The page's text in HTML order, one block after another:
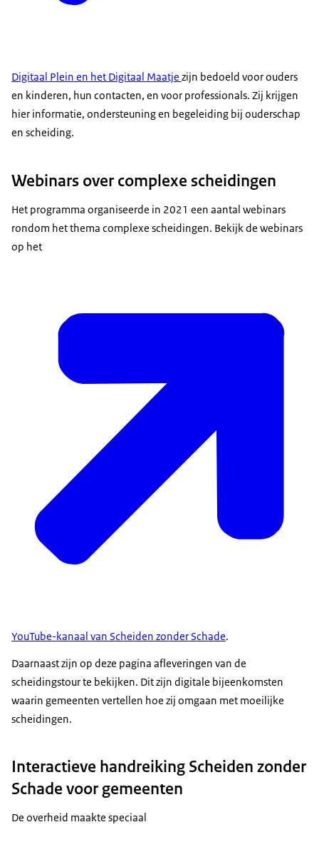
Digitaal Plein en het Digitaal Maatje zijn bedoeld voor ouders
en kinderen, hun contacten, en voor professionals. Zij krijgen
hier informatie, ondersteuning en begeleiding bij ouderschap
en scheiding.
Webinars over complexe scheidingen
Het programma organiseerde in 2021 een aantal webinars
rondom het thema complexe scheidingen. Bekijk de webinars
op het
YouTube-kanaal van Scheiden zonder Schade.
Daarnaast zijn op deze pagina afleveringen van de
scheidingstour te bekijken. Dit zijn digitale bijeenkomsten
waarin gemeenten vertellen hoe zij omgaan met moeilijke
scheidingen.
Interactieve handreiking Scheiden zonder
Schade voor gemeenten
De overheid maakte speciaal